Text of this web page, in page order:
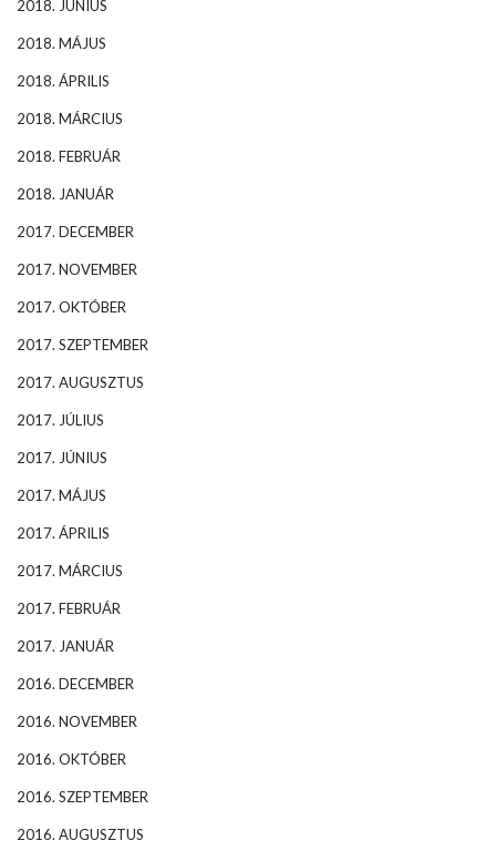
2018. JÚNIUS
2018. MÁJUS
2018. ÁPRILIS
2018. MÁRCIUS
2018. FEBRUÁR
2018. JANUÁR
2017. DECEMBER
2017. NOVEMBER
2017. OKTÓBER
2017. SZEPTEMBER
2017. AUGUSZTUS
2017. JÚLIUS
2017. JÚNIUS
2017. MÁJUS
2017. ÁPRILIS
2017. MÁRCIUS
2017. FEBRUÁR
2017. JANUÁR
2016. DECEMBER
2016. NOVEMBER
2016. OKTÓBER
2016. SZEPTEMBER
2016. AUGUSZTUS